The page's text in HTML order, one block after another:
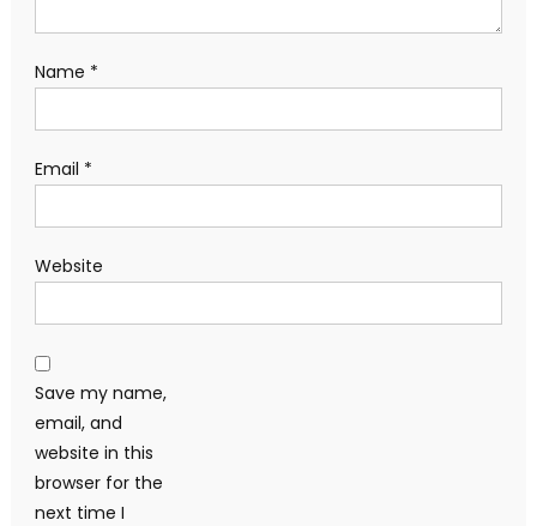
Name *
Email *
Website
Save my name,
email, and
website in this
browser for the
next time I